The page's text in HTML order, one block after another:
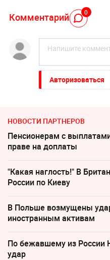
Комментарий 0
Авторизоваться
НОВОСТИ ПАРТНЕРОВ
Пенсионерам с
праве на доплаты
"Какая наглость!" В
России по Киеву
В Польше возмущены
иностранным активам
По бежавшему из России
удар